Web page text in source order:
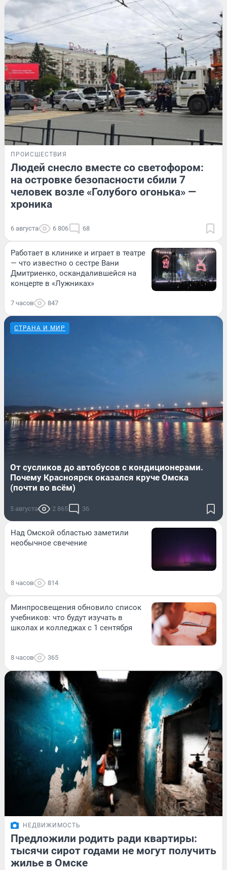
ПРОИСШЕСТВИЯ
Людей снесло вместе со светофором:
на островке безопасности сбили 7
человек возле «Голубого огонька» —
хроника
6 августа 6 806 68
Работает в клинике и играет в театре
— что известно о сестре Вани
Дмитриенко, оскандалившейся на
концерте в «Лужниках»
7 часов 847
СТРАНА И МИР
От сусликов до автобусов с кондиционерами.
Почему Красноярск оказался круче Омска
(почти во всём)
5 августа 2 865 36
Над Омской областью заметили
необычное свечение
8 часов 814
Минпросвещения обновило список
учебников: что будут изучать в
школах и колледжах с 1 сентября
8 часов 365
НЕДВИЖИМОСТЬ
Предложили родить ради квартиры:
тысячи сирот годами не могут получить
жилье в Омске